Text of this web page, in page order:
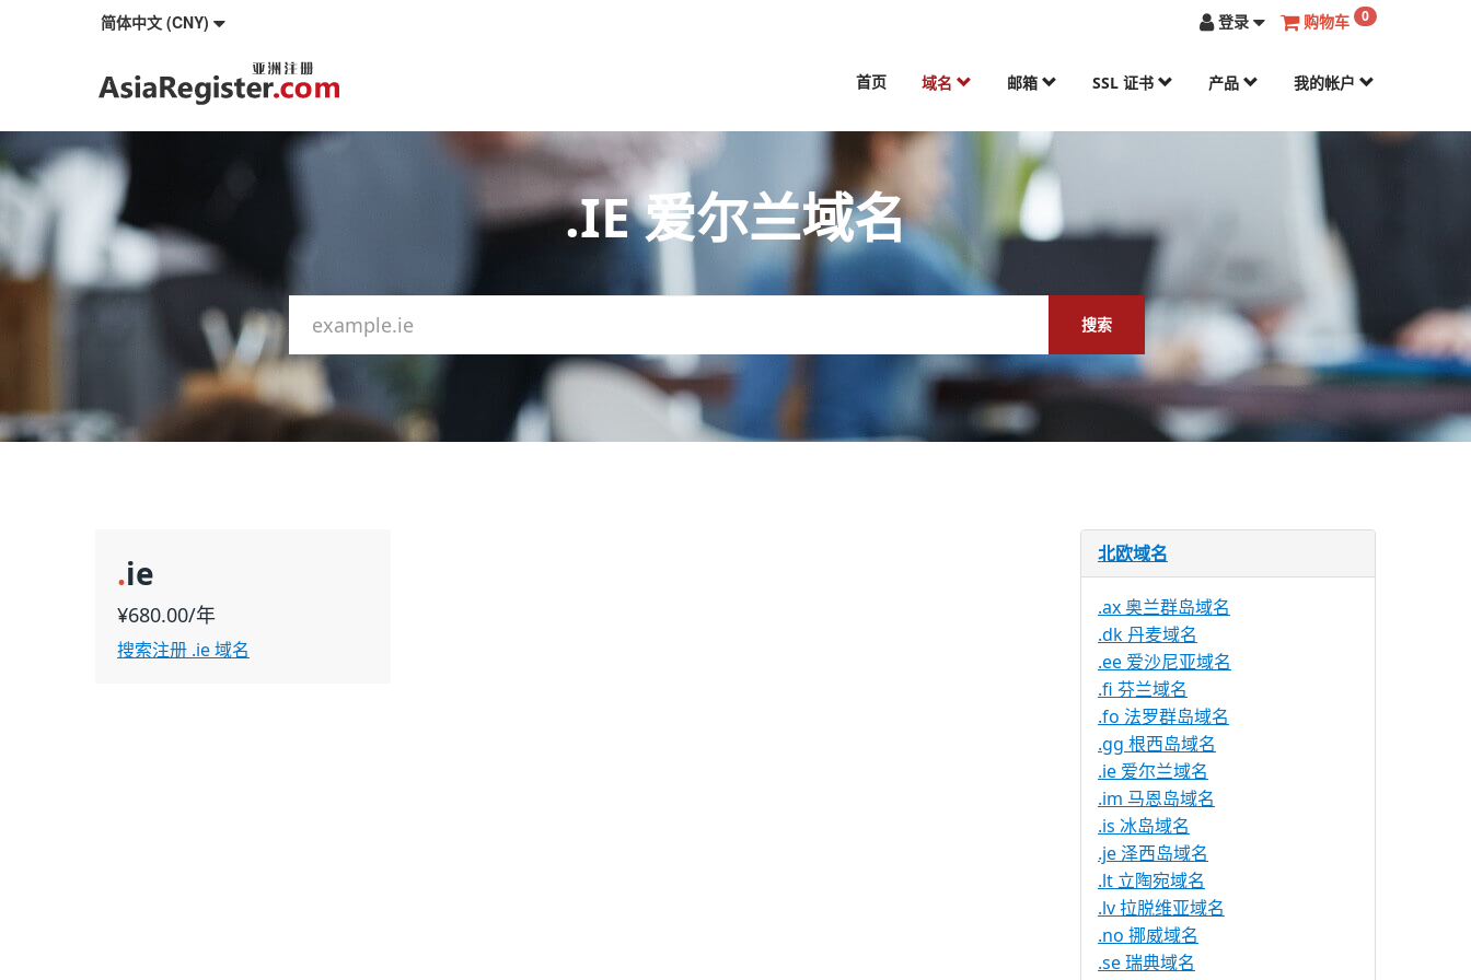
简体中文 (CNY) 登录 购物车 0
首页 域名 邮箱 SSL 证书 产品 我的帐户
.IE 爱尔兰域名
搜索
.ie
¥680.00/年
搜索注册 .ie 域名
北欧域名
.ax 奥兰群岛域名
.dk 丹麦域名
.ee 爱沙尼亚域名
.fi 芬兰域名
.fo 法罗群岛域名
.gg 根西岛域名
.ie 爱尔兰域名
.im 马恩岛域名
.is 冰岛域名
.je 泽西岛域名
.lt 立陶宛域名
.lv 拉脱维亚域名
.no 挪威域名
.se 瑞典域名